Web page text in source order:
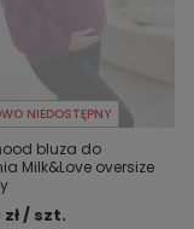
NIEDOSTĘPNY
bluza do
Milk&Love oversize
/ szt.